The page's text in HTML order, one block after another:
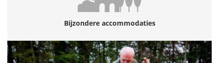
Bijzondere accommodaties